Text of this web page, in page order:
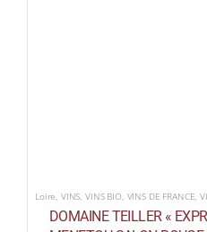
Loire, VINS,VINS BIO, VINS DE FRANCE,
DOMAINE TEILLER «